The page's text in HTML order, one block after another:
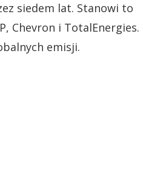
siedem lat. Stanowi to
Chevron i TotalEnergies.
emisji.